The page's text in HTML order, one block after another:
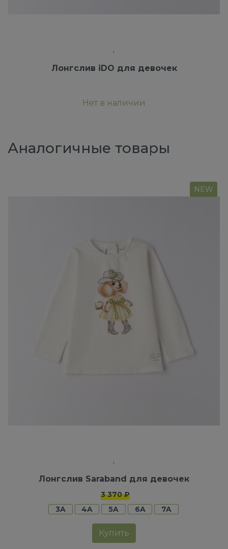
Лонгслив iDO для девочек
Нет в наличии
Аналогичные товары
NEW
Лонгслив Saraband для девочек
3 370 ₽
3A
4A 5A 6A 7A
Купить